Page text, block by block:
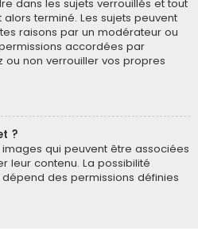
dans les sujets verrouillés et tout
terminé. Les sujets peuvent
raisons par un modérateur ou
accordées par
ou non verrouiller vos propres
?
qui peuvent être associées
leur contenu. La possibilité
des permissions définies